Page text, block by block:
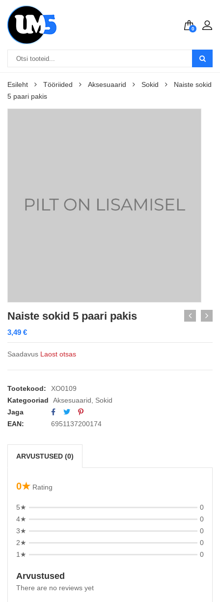
0
Esileht Tööriided Aksesuaarid Sokid
Naiste sokid
5 paari pakis
Naiste sokid 5 paari pakis
3,49 €
Saadavus Laost otsas
Tootekood:
XO0109
Kategooriad
Aksesuaarid
Sokid
Jaga
EAN:
6951137200174
ARVUSTUSED (0)
0★ Rating
5★
0
4★
0
3★
0
2★
0
1★
0
Arvustused
There are no reviews yet